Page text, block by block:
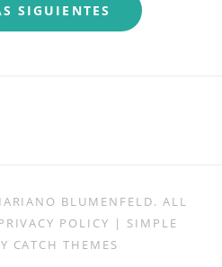
SIGUIENTES
BLUMENFELD. ALL
POLICY | SIMPLE
CATCH THEMES